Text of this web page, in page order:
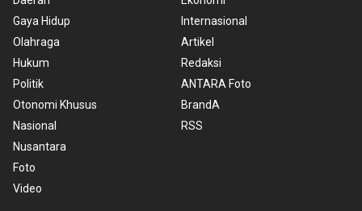
Gaya Hidup
Olahraga
Hukum
Politik
Otonomi Khusus
Nasional
Nusantara
Foto
Video
Internasional
Artikel
Redaksi
ANTARA Foto
BrandA
RSS